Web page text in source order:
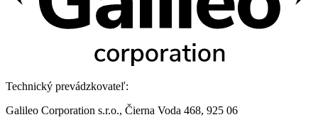
Technický prevádzkovateľ:
Galileo Corporation s.r.o., Čierna Voda 468, 925 06